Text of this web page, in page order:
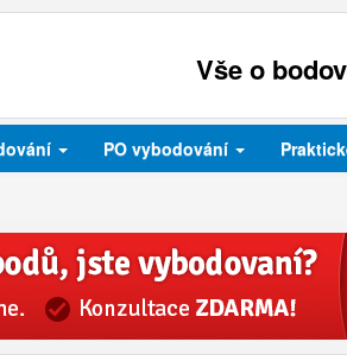
Vše o
PO vybodování